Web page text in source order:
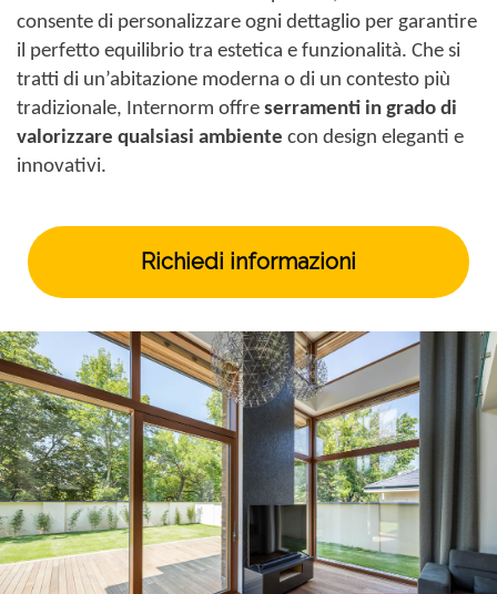
consente di personalizzare ogni dettaglio per garantire
il perfetto equilibrio tra estetica e funzionalità. Che si
tratti di un’abitazione moderna o di un contesto più
tradizionale, Internorm offre serramenti in grado di
valorizzare qualsiasi ambiente con design eleganti e
innovativi.
Richiedi informazioni